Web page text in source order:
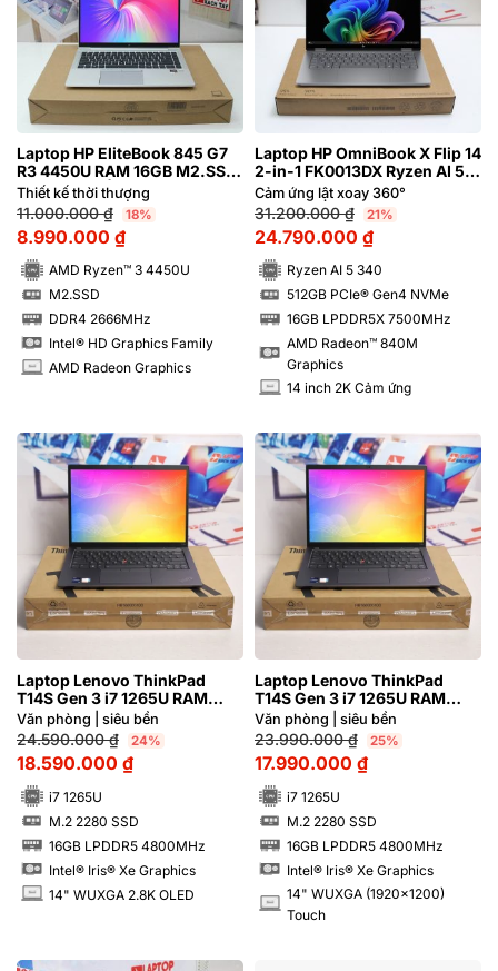
Laptop HP EliteBook 845 G7
R3 4450U RAM 16GB M2.SSD
256GB FHD | Hàng xách tay
98%
Thiết kế thời thượng
11.000.000₫ 18%
8.990.000 ₫
AMD Ryzen™ 3 4450U
SSD M2.SSD
DDR4 2666MHz
Intel® HD Graphics Family
INCH AMD Radeon Graphics
Laptop HP OmniBook X Flip 14
2-in-1 FK0013DX Ryzen AI 5
340 RAM 16GB M2.SSD
512GB 2K Cảm ứng lật xoay
360 độ
Cảm ứng lật xoay 360°
31.200.000₫ 21%
24.790.000 ₫
Ryzen AI 5 340
SSD 512GB PCIe® Gen4 NVMe
16GB LPDDR5X 7500MHz
AMD Radeon™ 840M
Graphics
INCH 14 inch 2K Cảm ứng
Laptop Lenovo ThinkPad
T14S Gen 3 i7 1265U RAM
16GB 2.8K OLED
Văn phòng | siêu bền
24.590.000₫ 24%
18.590.000 ₫
i7 1265U
M.2 2280 SSD
16GB LPDDR5 4800MHz
Intel® Iris® Xe Graphics
14" WUXGA 2.8K OLED
Laptop Lenovo ThinkPad
T14S Gen 3 i7 1265U RAM
16GB FHD Cảm ứng Aluminum
Văn phòng | siêu bền
23.990.000₫ 25%
17.990.000 ₫
i7 1265U
M.2 2280 SSD
16GB LPDDR5 4800MHz
Intel® Iris® Xe Graphics
14" WUXGA (1920x1200)
Touch